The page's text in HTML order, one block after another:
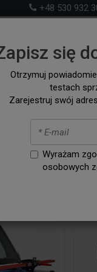
się
Otrzymuj
testach
Zarejestruj swój
Wyrażam
osobowych
+48 530 932
samochodów
RUNNER
i hi-lifty